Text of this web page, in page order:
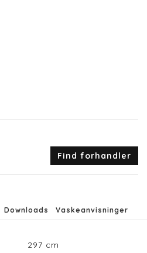
Find forhandler
Downloads Vaskeanvisninger
297 cm